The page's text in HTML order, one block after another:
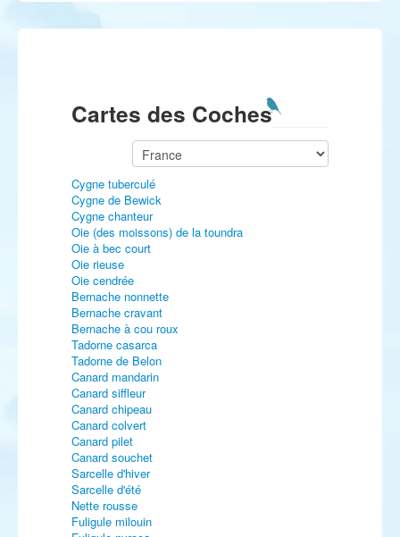
Cartes des Coches
Cygne tuberculé
Cygne de Bewick
Cygne chanteur
Oie (des moissons) de la toundra
Oie à bec court
Oie rieuse
Oie cendrée
Bernache nonnette
Bernache cravant
Bernache à cou roux
Tadorne casarca
Tadorne de Belon
Canard mandarin
Canard siffleur
Canard chipeau
Canard colvert
Canard pilet
Canard souchet
Sarcelle d'hiver
Sarcelle d'été
Nette rousse
Fuligule milouin